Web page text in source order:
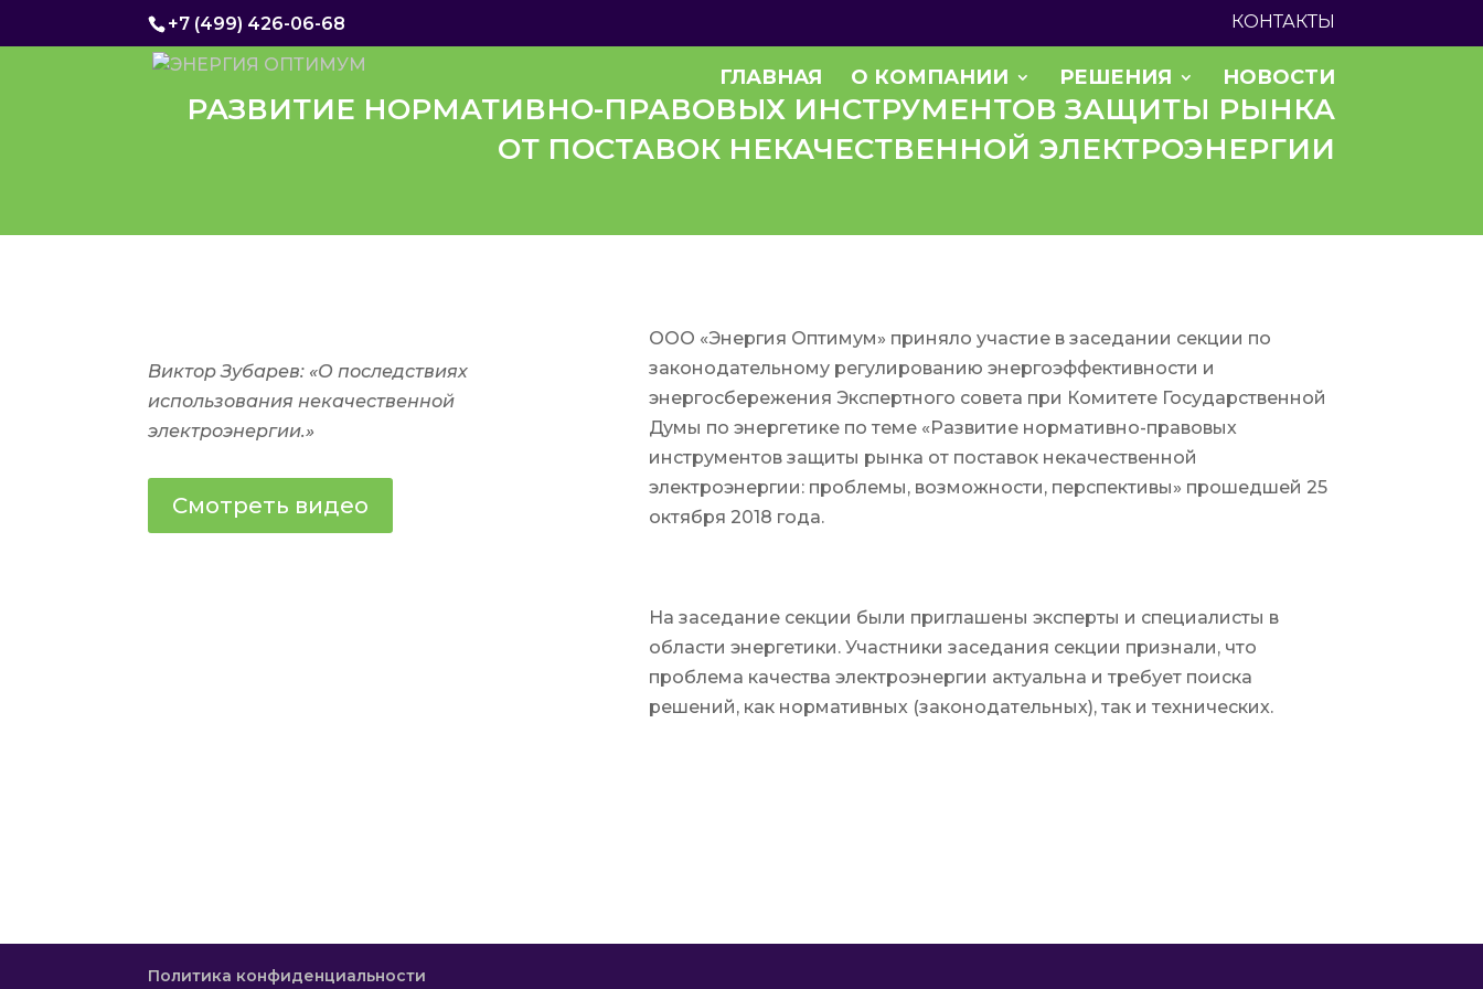
+7 (499) 426-06-68 КОНТАКТЫ
ГЛАВНАЯ О КОМПАНИИ РЕШЕНИЯ НОВОСТИ
РАЗВИТИЕ НОРМАТИВНО-ПРАВОВЫХ ИНСТРУМЕНТОВ ЗАЩИТЫ РЫНКА
ОТ ПОСТАВОК НЕКАЧЕСТВЕННОЙ ЭЛЕКТРОЭНЕРГИИ
Виктор Зубарев: «О последствиях
использования некачественной
электроэнергии.»
Смотреть видео
ООО «Энергия Оптимум» приняло участие в заседании секции по
законодательному регулированию энергоэффективности и
энергосбережения Экспертного совета при Комитете Государственной
Думы по энергетике по теме «Развитие нормативно-правовых
инструментов защиты рынка от поставок некачественной
электроэнергии: проблемы, возможности, перспективы» прошедшей 25
октября 2018 года.
На заседание секции были приглашены эксперты и специалисты в
области энергетики. Участники заседания секции признали, что
проблема качества электроэнергии актуальна и требует поиска
решений, как нормативных (законодательных), так и технических.
Политика конфиденциальности